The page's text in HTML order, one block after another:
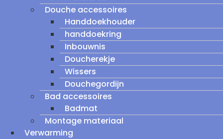
Douche accessoires
Handdoekhouder
handdoekring
Inbouwnis
Doucherekje
Wissers
Douchegordijn
Bad accessoires
Badmat
Montage materiaal
Verwarming